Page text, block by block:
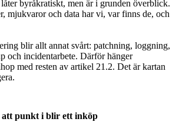
byråkratiskt, men är i grunden överblick.
mjukvaror och data har vi, var finns de, och
blir allt annat svårt: patchning, loggning,
och incidentarbete. Därför hänger
med resten av artikel 21.2. Det är kartan
att punkt i blir ett inköp